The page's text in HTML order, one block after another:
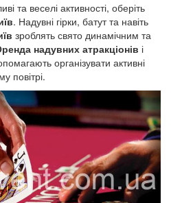
та веселі активності, оберіть
. Надувні гірки, батут та навіть
зроблять свято динамічним та
надувних атракціонів і
організувати активні
повітрі.